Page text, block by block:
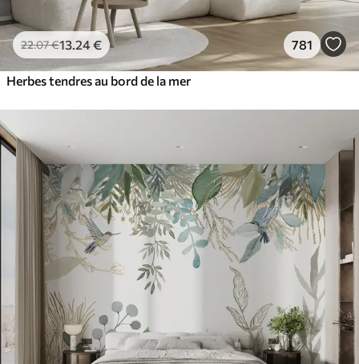
22.07€13 .24€ 781
Herbes tendres au bord de la mer